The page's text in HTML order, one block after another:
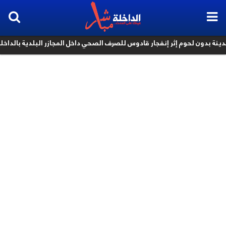
لحوم إثر إنفجار قادوس للصرف الصحي داخل المجازر البلدية بالداخلة